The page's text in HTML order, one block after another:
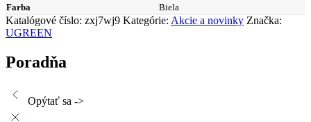
Farba Biela
Katalógové číslo: zxj7wj9 Kategórie: Akcie a novinky Značka:
UGREEN
Poradňa
Opýtať sa ->